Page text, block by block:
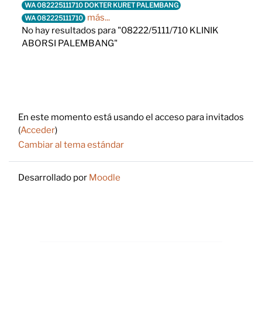
WA 082225111710 DOKTER KURET PALEMBANG
WA 082225111710 más...
No hay resultados para "08222/5111/710 KLINIK
ABORSI PALEMBANG"
En este momento está usando el acceso para invitados
(Acceder)
Cambiar al tema estándar
Desarrollado por Moodle